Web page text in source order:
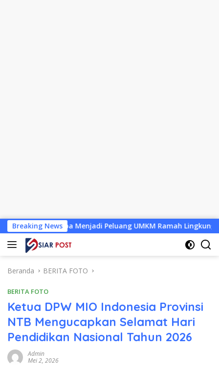
Langsung
ke
konten
Breaking News
Menjadi Peluang UMKM Ramah Lingkungan
Beranda BERITA FOTO
BERITA FOTO
Ketua DPW MIO Indonesia Provinsi
NTB Mengucapkan Selamat Hari
Pendidikan Nasional Tahun 2026
Admin
Mei 2, 2026